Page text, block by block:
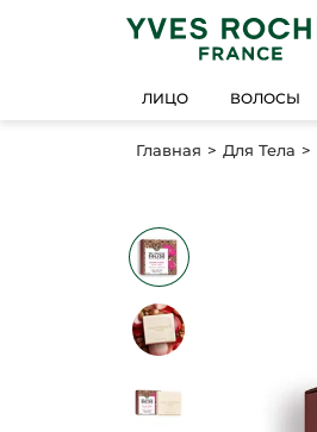
ЛИЦО ВОЛОСЫ
Главная Для Тела